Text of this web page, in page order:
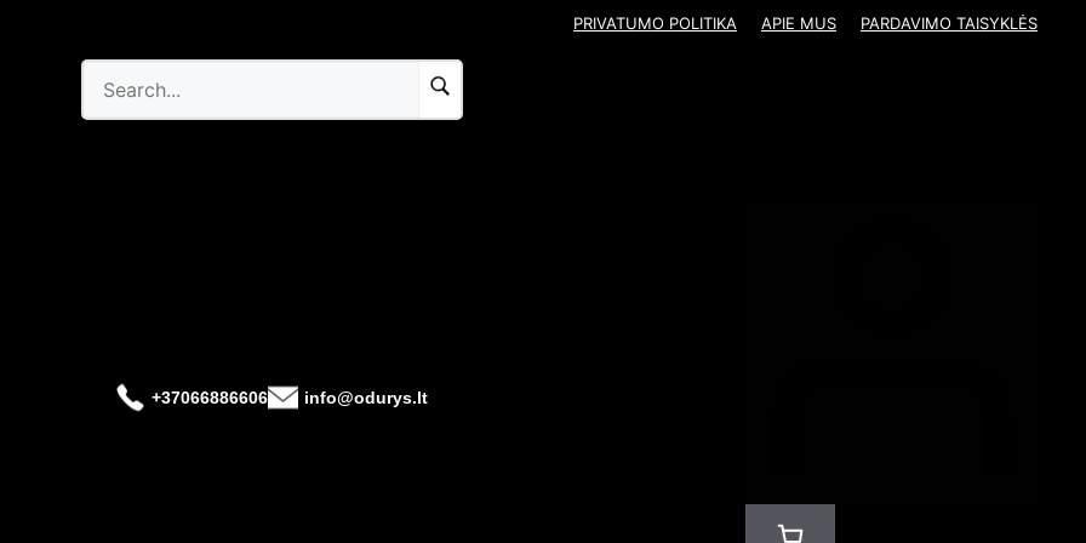
PRIVATUMO POLITIKA APIE MUS PARDAVIMO TAISYKLĖS
+37066886606 info@odurys.lt